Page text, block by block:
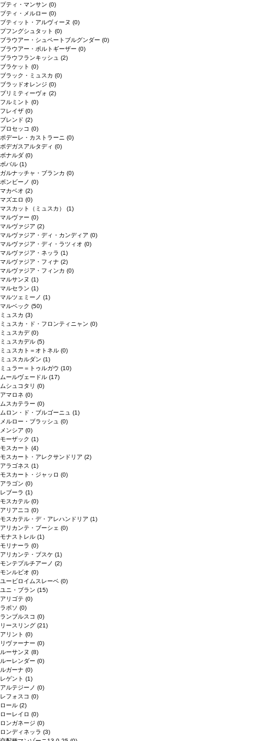
プティ・マンサン (0)
プティ・メルロー (0)
プティット・アルヴィーヌ (0)
プフングシュタット (0)
ブラウアー・シュペートブルグンダー (0)
ブラウアー・ポルトギーザー (0)
ブラウフランキッシュ (2)
ブラケット (0)
ブラック・ミュスカ (0)
ブラッドオレンジ (0)
プリミティーヴォ (2)
フルミント (0)
フレイザ (0)
ブレンド (2)
プロセッコ (0)
ポデーレ・カストラーニ (0)
ボデガスアルタディ (0)
ボナルダ (0)
ボバル (1)
ガルナッチャ・ブランカ (0)
ボンビーノ (0)
マカベオ (2)
マズエロ (0)
マスカット（ミュスカ） (1)
マルヴァー (0)
マルヴァジア (2)
マルヴァジア・ディ・カンディア (0)
マルヴァジア・ディ・ラツィオ (0)
マルヴァジア・ネッラ (1)
マルヴァジア・フィナ (2)
マルヴァジア・フィンカ (0)
マルサンヌ (1)
マルセラン (1)
マルツェミーノ (1)
マルベック (50)
ミュスカ (3)
ミュスカ・ド・フロンティニャン (0)
ミュスカデ(0)
ミュスカデル (5)
ミュスカト＝オトネル (0)
ミュスカルダン (1)
ミュラー＝トゥルガウ (10)
ムールヴェードル (17)
ムシュコタリ (0)
アマロネ (0)
ムスカテラー (0)
ムロン・ド・ブルゴーニュ (1)
メルロー・ブラッシュ (0)
メンシア (0)
モーザック (1)
モスカート (4)
モスカート・アレクサンドリア (2)
アラゴネス (1)
モスカート・ジャッロ (0)
アラゴン (0)
レブーラ (1)
モスカテル (0)
アリアニコ (0)
モスカテル・デ・アレハンドリア (1)
アリカンテ・ブーシェ (0)
モナストレル (1)
モリナーラ (0)
アリカンテ・ブスケ (1)
モンテプルチアーノ (2)
モンルビオ (0)
ユービロイムスレーベ (0)
ユニ・ブラン (15)
アリゴテ (0)
ラボソ (0)
ランブルスコ (0)
リースリング (21)
アリント (0)
リヴァーナー (0)
ルーサンヌ (8)
ルーレンダー (0)
ルガーナ (0)
レゲント (1)
アルテジーノ (0)
レフォスコ (0)
ロール (2)
ローレイロ (0)
ロンガネージ (0)
ロンディネッラ (3)